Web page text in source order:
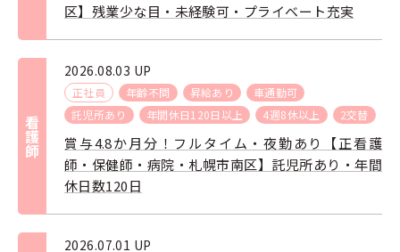
区】残業少な目・未経験可・プライベート充実
看護師
2026.08.03 UP
正社員 年齢不問 昇給あり
車通勤可
託児所あり
年間休日120日以上 4週8休以上 2交替
賞与4.8か月分！フルタイム・夜勤あり【正看護
師・保健師・病院・札幌市南区】託児所あり・年間
休日数120日
2026.07.01 UP